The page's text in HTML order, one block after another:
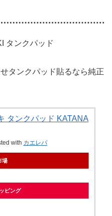
タンクパッド貼るなら純正
タンクパッド KATANA
with カエレバ
場
ピング